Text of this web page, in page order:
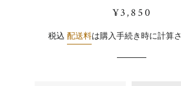
通
価
販
価
¥3,850
税込 配送料は購入手続き時に計算